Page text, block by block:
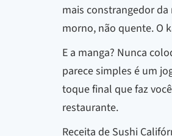
mais constrangedor
morno, não quente. O
E a manga? Nunca
parece simples é um
toque final que faz
restaurante.
Receita de Sushi